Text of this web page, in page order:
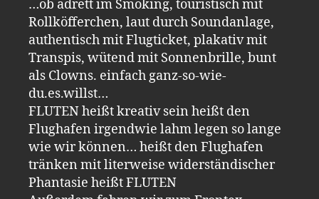
…ob adrett im Smoking, touristisch mit
Rollköfferchen, laut durch Soundanlage,
authentisch mit Flugticket, plakativ mit
Transpis, wütend mit Sonnenbrille, bunt
als Clowns. einfach ganz-so-wie-
du.es.willst…
FLUTEN heißt kreativ sein heißt den
Flughafen irgendwie lahm legen so lange
wie wir können… heißt den Flughafen
tränken mit literweise widerständischer
Phantasie heißt FLUTEN